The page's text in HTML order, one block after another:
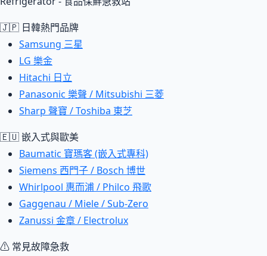
🇯🇵 日韓熱門品牌
Samsung 三星
LG 樂金
Hitachi 日立
Panasonic 樂聲 / Mitsubishi 三菱
Sharp 聲寶 / Toshiba 東芝
🇪🇺 嵌入式與歐美
Baumatic 寶瑪客 (嵌入式專科)
Siemens 西門子 / Bosch 博世
Whirlpool 惠而浦 / Philco 飛歌
Gaggenau / Miele / Sub-Zero
Zanussi 金章 / Electrolux
⚠ 常見故障急救